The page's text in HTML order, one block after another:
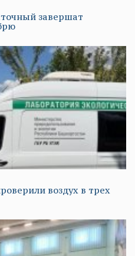
завершат
воздух в трех